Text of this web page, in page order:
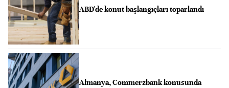
ABD'de konut başlangıçları toparlandı
Almanya, Commerzbank konusunda